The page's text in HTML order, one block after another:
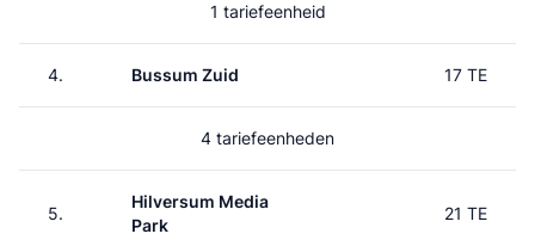
1 tariefeenheid
4. Bussum Zuid 17 TE
4 tariefeenheden
5.
Hilversum Media
Park
21 TE